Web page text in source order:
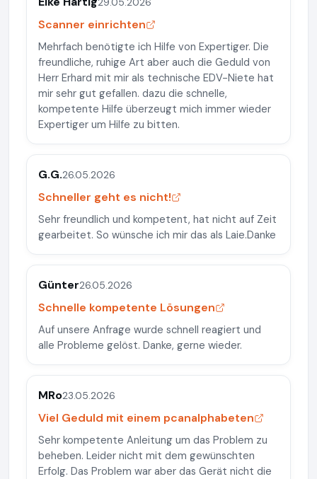
Scanner einrichten
Mehrfach benötigte ich Hilfe von Expertiger. Die
freundliche, ruhige Art aber auch die Geduld von
Herr Erhard mit mir als technische EDV-Niete hat
mir sehr gut gefallen. dazu die schnelle,
kompetente Hilfe überzeugt mich immer wieder
Expertiger um Hilfe zu bitten.
G.G.26.05.2026
Schneller geht es nicht!
Sehr freundlich und kompetent, hat nicht auf Zeit
gearbeitet. So wünsche ich mir das als Laie.Danke
Günter26.05.2026
Schnelle kompetente Lösungen
Auf unsere Anfrage wurde schnell reagiert und
alle Probleme gelöst. Danke, gerne wieder.
MRo23.05.2026
Viel Geduld mit einem pcanalphabeten
Sehr kompetente Anleitung um das Problem zu
beheben. Leider nicht mit dem gewünschten
Erfolg. Das Problem war aber das Gerät nicht die